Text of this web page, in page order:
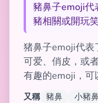
豬鼻子emoji代
豬相關或開玩笑
猪鼻子emoji代表
可爱、俏皮，或
有趣的emoji，可
又稱 豬鼻 小豬